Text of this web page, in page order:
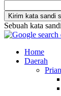
Sebuah kata
Home
Daerah